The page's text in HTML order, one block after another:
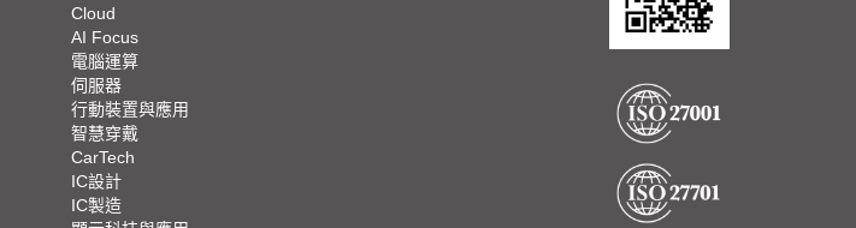
Cloud
AI Focus
電腦運算
伺服器
行動裝置與應用
智慧穿戴
CarTech
IC設計
IC製造